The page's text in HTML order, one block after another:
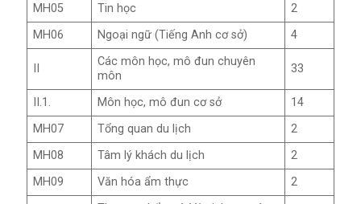
MH05
Tin học
2
MH06
Ngoại ngữ (Tiếng Anh cơ sở) 4
Các môn học, mô đun chuyên
môn
33
II.1. Môn học, mô đun cơ sở
14
MH07
Tổng quan du lịch
2
MH08
Tâm lý khách du lịch
2
MH09
Văn hóa ẩm thực
2